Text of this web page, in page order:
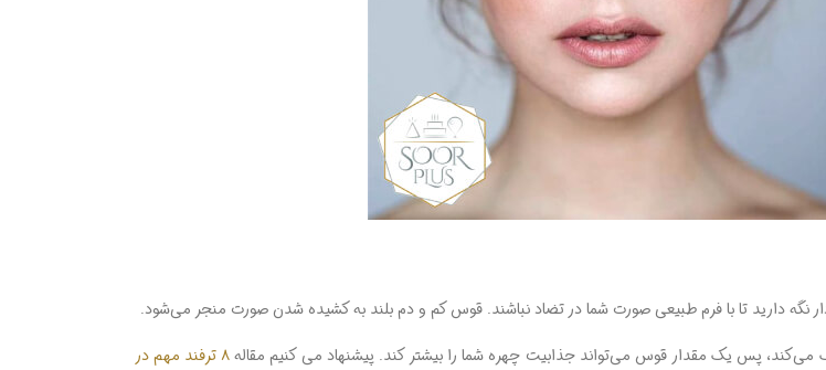
نگه دارید تا با فرم طبیعی صورت شما در تضاد نباشند. قوس کم و دم بلند به کشیده شدن صورت منجر می‌شود.
پس یک مقدار قوس می‌تواند جذابیت چهره شما را بیشتر کند. پیشنهاد می کنیم مقاله ۸ ترفند مهم در